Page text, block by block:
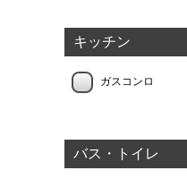
キッチン
ガスコンロ
バス・トイレ